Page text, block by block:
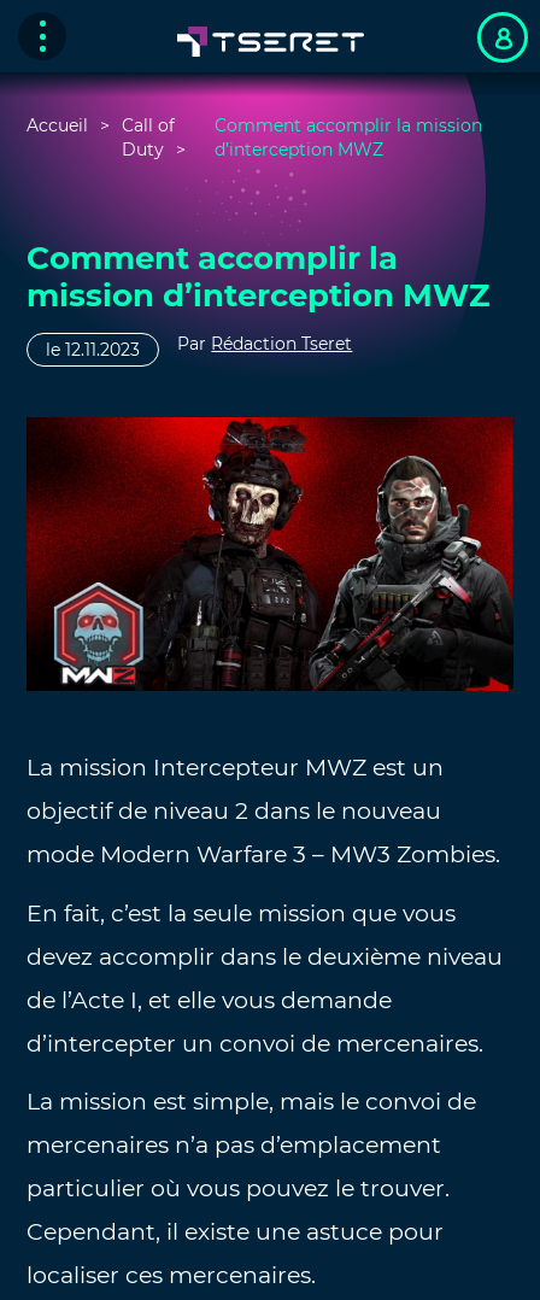
Accueil
Call of
Duty
Comment accomplir la mission
d’interception MWZ
Comment accomplir la
mission d’interception MWZ
le 12.11.2023 Par Rédaction Tseret
La mission Intercepteur MWZ est un
objectif de niveau 2 dans le nouveau
mode Modern Warfare 3 – MW3 Zombies.
En fait, c’est la seule mission que vous
devez accomplir dans le deuxième niveau
de l’Acte I, et elle vous demande
d’intercepter un convoi de mercenaires.
La mission est simple, mais le convoi de
mercenaires n’a pas d’emplacement
particulier où vous pouvez le trouver.
Cependant, il existe une astuce pour
localiser ces mercenaires.